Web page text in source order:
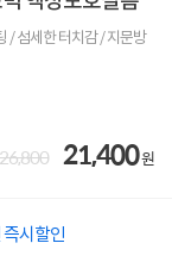
/ 섬세한 터치감 / 지문방
26,800 21,400원
즉시할인